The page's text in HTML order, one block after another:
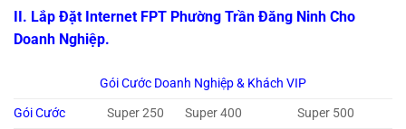
II. Lắp Đặt Internet FPT Phường Trần Đăng Ninh Cho
Doanh Nghiệp.
Gói Cước Doanh Nghiệp & Khách VIP
Gói Cước
Super 250 Super 400
Super 500